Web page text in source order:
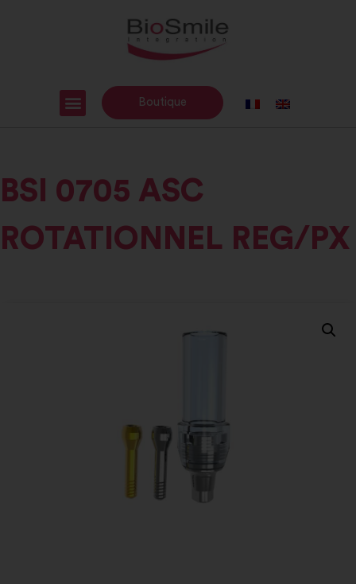
Boutique
BSI 0705 ASC
ROTATIONNEL REG/PX